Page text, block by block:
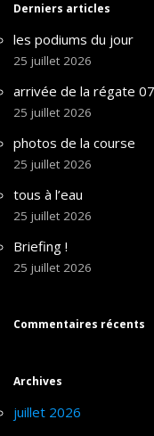
Derniers articles
les podiums du jour
25 juillet 2026
arrivée de la régate
25 juillet 2026
photos de la course
25 juillet 2026
tous à l’eau
25 juillet 2026
Briefing !
25 juillet 2026
Commentaires récents
Archives
juillet 2026